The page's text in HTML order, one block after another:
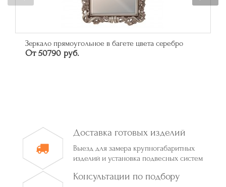
Зеркало прямоугольное в багете цвета серебро
От 50790 руб.
Доставка готовых изделий
Выезд для замера крупногабаритных
изделий и установка подвесных систем
Консультации по подбору